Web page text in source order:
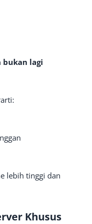
lagi
lebih tinggi dan
Khusus